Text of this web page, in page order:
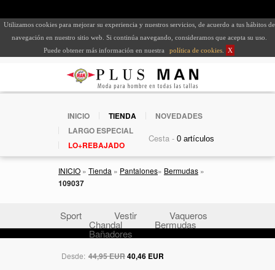
Utilizamos cookies para mejorar su experiencia y nuestros servicios, de acuerdo a tus hábitos de
navegación en nuestro sitio web. Si continúa navegando, consideramos que acepta su uso.
Puede obtener más información en nuestra
política de cookies X
INICIO TIENDA
NOVEDADES
LARGO ESPECIAL
LO+REBAJADO
Cesta -
INICIO » Tienda » Pantalones» Bermudas »
109037
Sport Vestir Vaqueros
Chandal Bermudas
Bañadores
Desde: 44,95 EUR40,46 EUR